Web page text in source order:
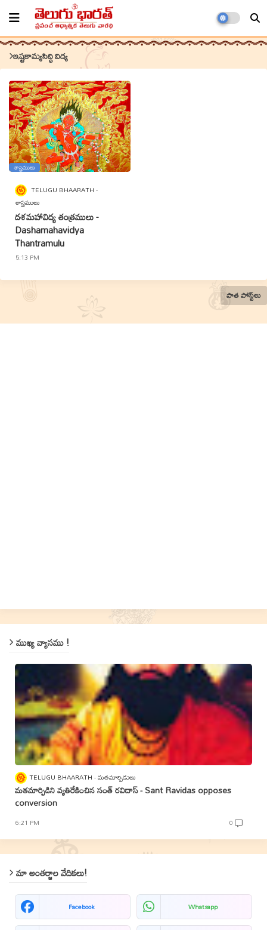
ఇష్టకామ్యసిద్ధి విద్య
శాస్త్రములు
TELUGU BHAARATH
శాస్త్రములు
దశమహావిద్య తంత్రములు -
Dashamahavidya
Thantramulu
5:13 PM
పాత పోస్ట్‌లు
ముఖ్య వ్యాసము !
TELUGU BHAARATH మతమార్పిడులు
మతమార్పిడిని వ్యతిరేకించిన సంత్‌ రవిదాస్‌ - Sant Ravidas opposes
conversion
6:21 PM 0
మా అంతర్జాల వేదికలు!
Facebook Whatsapp